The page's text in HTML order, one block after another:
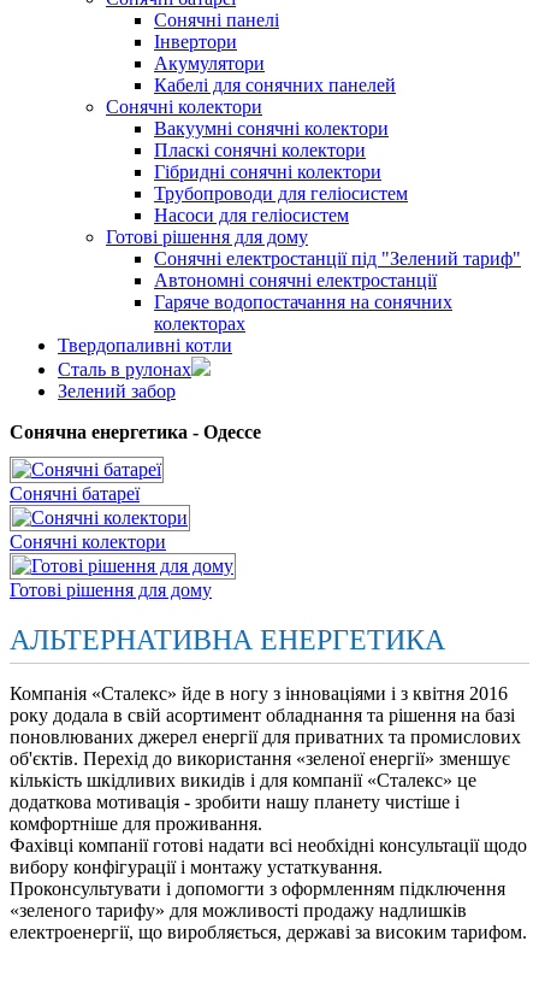
Сонячні панелі
Інвертори
Акумулятори
Кабелі для сонячних панелей
Сонячні колектори
Вакуумні сонячні колектори
Пласкі сонячні колектори
Гібридні сонячні колектори
Трубопроводи для геліосистем
Насоси для геліосистем
Готові рішення для дому
Сонячні електростанції під "Зелений тариф"
Автономні сонячні електростанції
Гаряче водопостачання на сонячних
колекторах
Твердопаливні котли
Сталь в рулонах
Зелений забор
Сонячна енергетика - Одессе
Сонячні батареї
Сонячні колектори
Готові рішення для дому
АЛЬТЕРНАТИВНА ЕНЕРГЕТИКА
Компанія «Сталекс» йде в ногу з інноваціями і з квітня 2016
року додала в свій асортимент обладнання та рішення на базі
поновлюваних джерел енергії для приватних та промислових
об'єктів. Перехід до використання «зеленої енергії» зменшує
кількість шкідливих викидів і для компанії «Сталекс» це
додаткова мотивація - зробити нашу планету чистіше і
комфортніше для проживання.
Фахівці компанії готові надати всі необхідні консультації щодо
вибору конфігурації і монтажу устаткування.
Проконсультувати і допомогти з оформленням підключення
«зеленого тарифу» для можливості продажу надлишків
електроенергії, що виробляється, державі за високим тарифом.